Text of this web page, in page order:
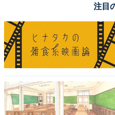
1位に輝いたのは、千葉雄
都内の大学に通っていた頃
CHOKi』（内外出版社）の
をたまたま見かけた現事務
れたのを機に、俳優として
デビュー作となる、特撮ド
ー』（テレビ朝日系）では
注目